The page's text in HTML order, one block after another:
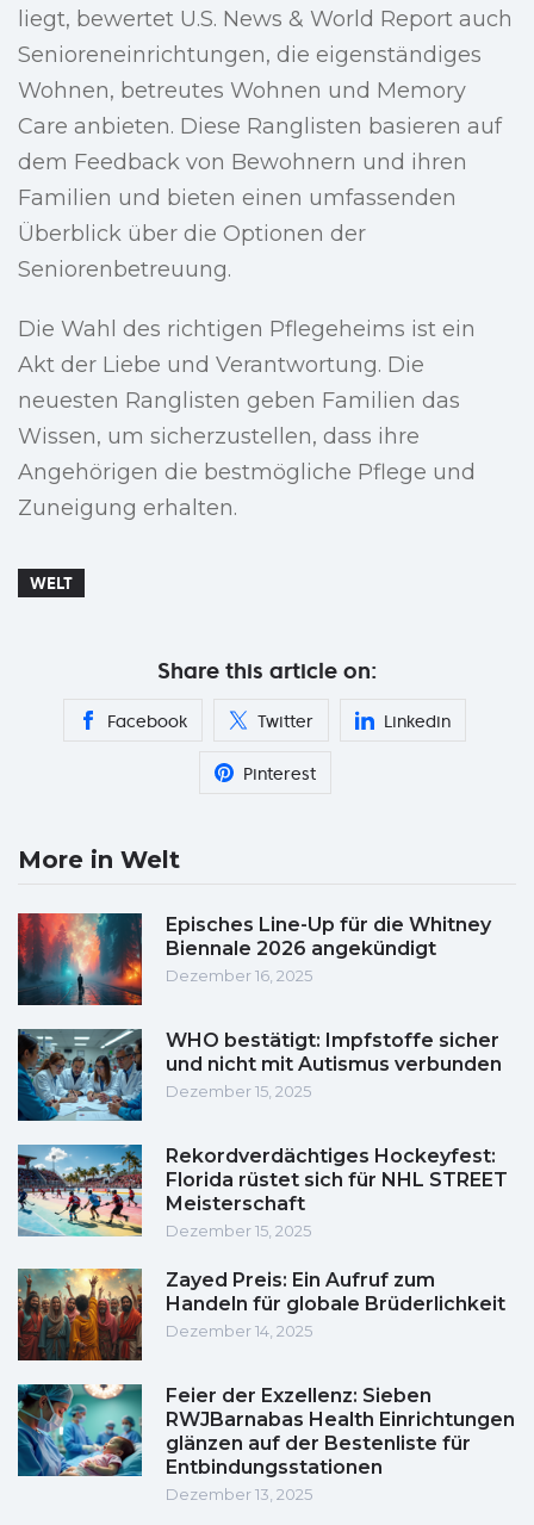
liegt, bewertet U.S. News & World Report auch
Senioreneinrichtungen, die eigenständiges
Wohnen, betreutes Wohnen und Memory
Care anbieten. Diese Ranglisten basieren auf
dem Feedback von Bewohnern und ihren
Familien und bieten einen umfassenden
Überblick über die Optionen der
Seniorenbetreuung.
Die Wahl des richtigen Pflegeheims ist ein
Akt der Liebe und Verantwortung. Die
neuesten Ranglisten geben Familien das
Wissen, um sicherzustellen, dass ihre
Angehörigen die bestmögliche Pflege und
Zuneigung erhalten.
WELT
Share this article on:
Facebook Twitter Linkedin
Pinterest
More in Welt
Episches Line-Up für die Whitney
Biennale 2026 angekündigt
Dezember 16, 2025
WHO bestätigt: Impfstoffe sicher
und nicht mit Autismus verbunden
Dezember 15, 2025
Rekordverdächtiges Hockeyfest:
Florida rüstet sich für NHL STREET
Meisterschaft
Dezember 15, 2025
Zayed Preis: Ein Aufruf zum
Handeln für globale Brüderlichkeit
Dezember 14, 2025
Feier der Exzellenz: Sieben
RWJBarnabas Health Einrichtungen
glänzen auf der Bestenliste für
Entbindungsstationen
Dezember 13, 2025